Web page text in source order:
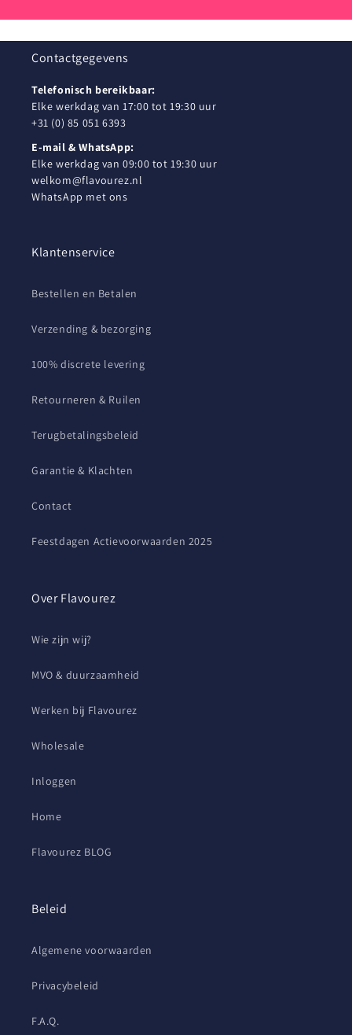
Contactgegevens
Telefonisch bereikbaar:
Elke werkdag van 17:00 tot 19:30 uur
+31 (0) 85 051 6393
E-mail & WhatsApp:
Elke werkdag van 09:00 tot 19:30 uur
welkom@flavourez.nl
WhatsApp met ons
Klantenservice
Bestellen en Betalen
Verzending & bezorging
100% discrete levering
Retourneren & Ruilen
Terugbetalingsbeleid
Garantie & Klachten
Contact
Feestdagen Actievoorwaarden 2025
Over Flavourez
Wie zijn wij?
MVO & duurzaamheid
Werken bij Flavourez
Wholesale
Inloggen
Home
Flavourez BLOG
Beleid
Algemene voorwaarden
Privacybeleid
F.A.Q.